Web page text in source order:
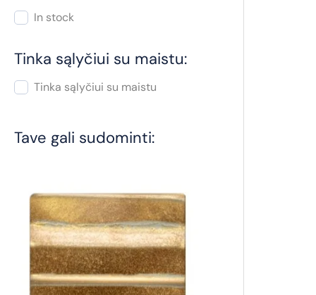
In stock
Tinka sąlyčiui su maistu:
Tinka sąlyčiui su maistu
Tave gali sudominti: